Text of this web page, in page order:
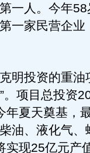
一人。今年
一家民营企业
投资的重油
。项目总投资
年夏天奠基，
油、液化气、
实现25亿元产